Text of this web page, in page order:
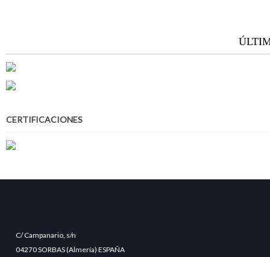
CERTIFICACIONES
C/ Campanario, s/n
04270 SORBAS (Almería) ESPAÑA